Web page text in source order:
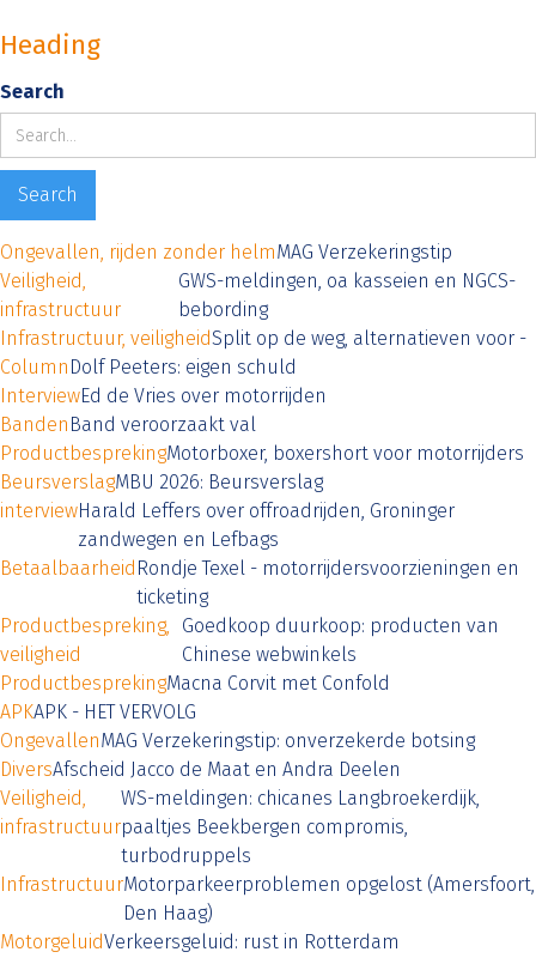
Heading
Search
Ongevallen, rijden zonder helmMAG Verzekeringstip
Veiligheid,
infrastructuur
GWS-meldingen, oa kasseien en NGCS-
bebording
Infrastructuur, veiligheidSplit op de weg, alternatieven voor -
Column Dolf Peeters: eigen schuld
InterviewEd de Vries over motorrijden
Banden Band veroorzaakt val
ProductbesprekingMotorboxer, boxershort voor motorrijders
BeursverslagMBU 2026: Beursverslag
interviewHarald Leffers over offroadrijden, Groninger
zandwegen en Lefbags
Betaalbaarheid Rondje Texel - motorrijdersvoorzieningen en
ticketing
Productbespreking,
veiligheid
Goedkoop duurkoop: producten van
Chinese webwinkels
ProductbesprekingMacna Corvit met Confold
APKAPK - HET VERVOLG
OngevallenMAG Verzekeringstip: onverzekerde botsing
DiversAfscheid Jacco de Maat en Andra Deelen
Veiligheid,
infrastructuur
WS-meldingen: chicanes Langbroekerdijk,
paaltjes Beekbergen compromis,
turbodruppels
InfrastructuurMotorparkeerproblemen opgelost (Amersfoort,
Den Haag)
MotorgeluidVerkeersgeluid: rust in Rotterdam